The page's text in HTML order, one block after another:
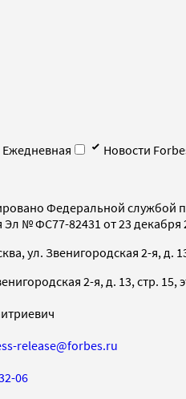
Ежедневная
Новости
Федеральной службой
№ ФС77-82431 от 23 декабря
ул. Звенигородская 2-я, д.
2-я, д. 13, стр. 15,
release@forbes.ru
06